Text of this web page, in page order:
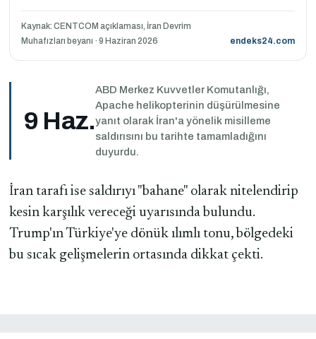
Kaynak: CENTCOM açıklaması, İran Devrim
Muhafızları beyanı · 9 Haziran 2026
endeks24.com
9 Haz.
ABD Merkez Kuvvetler Komutanlığı,
Apache helikopterinin düşürülmesine
yanıt olarak İran'a yönelik misilleme
saldırısını bu tarihte tamamladığını
duyurdu.
İran tarafı ise saldırıyı "bahane" olarak nitelendirip
kesin karşılık vereceği uyarısında bulundu.
Trump'ın Türkiye'ye dönük ılımlı tonu, bölgedeki
bu sıcak gelişmelerin ortasında dikkat çekti.